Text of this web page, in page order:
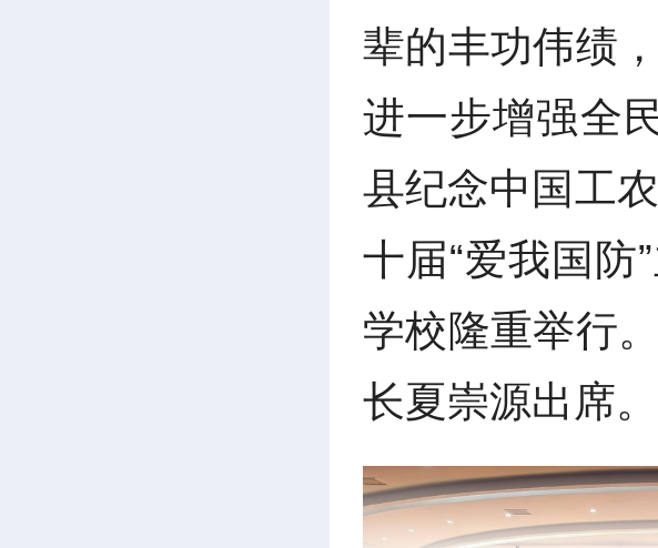
辈的丰功伟绩
进一步增强全
县纪念中国工
十届“爱我国防
学校隆重举行
长夏崇源出席。